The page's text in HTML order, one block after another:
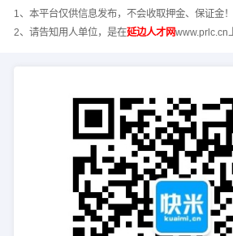
1、本平台仅供信息发布，不会收取押金、保证金！
2、请告知用人单位，是在延边人才网www.prlc.cn